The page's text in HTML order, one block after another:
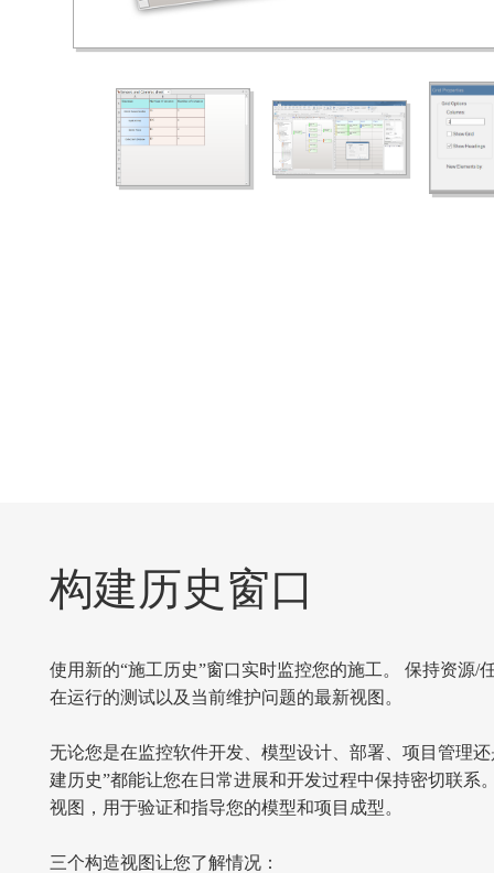
构建历史窗口
使用新的“施工历史”窗口实时监控您的施工。 保持资源/
在运行的测试以及当前维护问题的最新视图。
无论您是在监控软件开发、模型设计、部署、项目管理
建历史”都能让您在日常进展和开发过程中保持密切联系
视图，用于验证和指导您的模型和项目成型。
三个构造视图让您了解情况：